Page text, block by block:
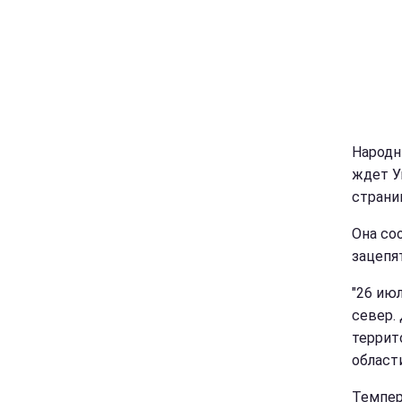
ждет
Она
"26
север.